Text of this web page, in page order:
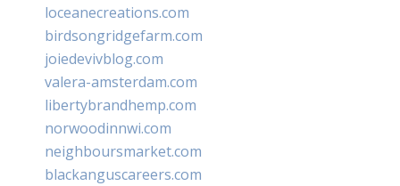
loceanecreations.com
birdsongridgefarm.com
joiedevivblog.com
valera-amsterdam.com
libertybrandhemp.com
norwoodinnwi.com
neighboursmarket.com
blackanguscareers.com